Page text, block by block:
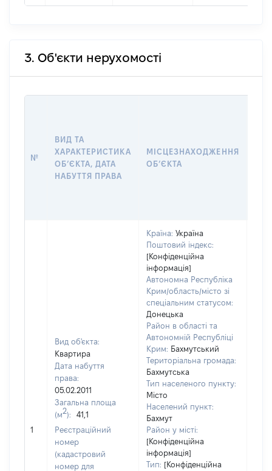
3. Об'єкти нерухомості
№
ВИД ТА
ХАРАКТЕРИСТИКА
ОБʼЄКТА, ДАТА
НАБУТТЯ ПРАВА
МІСЦЕЗНАХОДЖЕННЯ
ОБʼЄКТА
1
Вид об'єкта:
Квартира
Дата набуття
права:
05.02.2011
Загальна площа
(м2):
41,1
Реєстраційний
номер
(кадастровий
номер для
Країна: Україна
Поштовий індекс:
[Конфіденційна
інформація]
Автономна Республіка
Крим/область/місто зі
спеціальним статусом:
Донецька
Район в області та
Автономній Республіці
Крим: Бахмутський
Територіальна громада:
Бахмутська
Тип населеного пункту:
Місто
Населений пункт:
Бахмут
Район у місті:
[Конфіденційна
інформація]
Тип: [Конфіденційна